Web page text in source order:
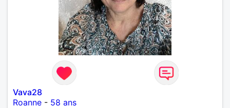
Vava28
Roanne - 58 ans